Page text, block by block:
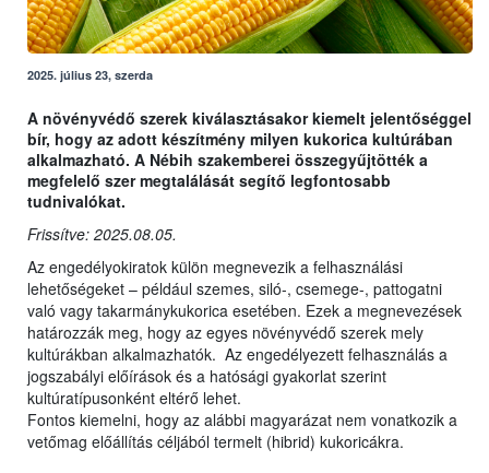
2025. július 23, szerda
A növényvédő szerek kiválasztásakor kiemelt jelentőséggel
bír, hogy az adott készítmény milyen kukorica kultúrában
alkalmazható. A Nébih szakemberei összegyűjtötték a
megfelelő szer megtalálását segítő legfontosabb
tudnivalókat.
Frissítve: 2025.08.05.
Az engedélyokiratok külön megnevezik a felhasználási
lehetőségeket – például szemes, siló-, csemege-, pattogatni
való vagy takarmánykukorica esetében. Ezek a megnevezések
határozzák meg, hogy az egyes növényvédő szerek mely
kultúrákban alkalmazhatók. Az engedélyezett felhasználás a
jogszabályi előírások és a hatósági gyakorlat szerint
kultúratípusonként eltérő lehet.
Fontos kiemelni, hogy az alábbi magyarázat nem vonatkozik a
vetőmag előállítás céljából termelt (hibrid) kukoricákra.